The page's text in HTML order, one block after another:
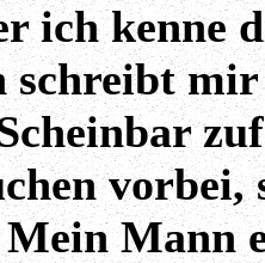
ich kenne
mir
vorbei,
Mein Mann